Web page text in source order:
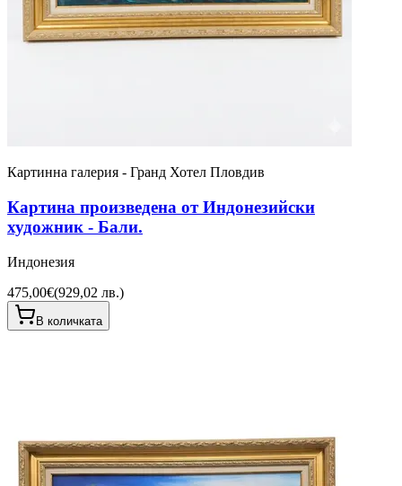
Картинна галерия - Гранд Хотел Пловдив
Картина произведена от Индонезийски
художник - Бали.
Индонезия
475,00€(929,02 лв.)
В количката